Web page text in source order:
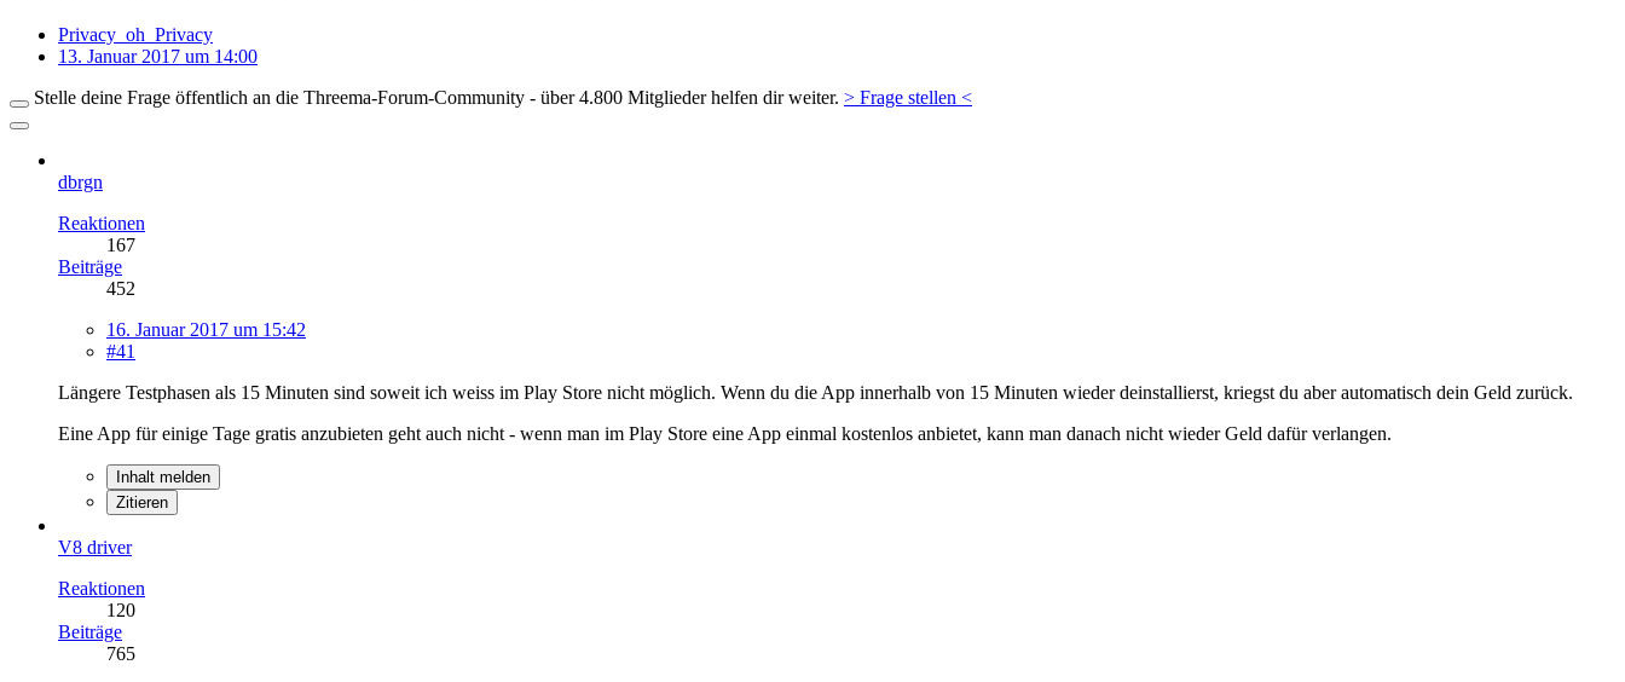
Privacy_oh_Privacy
13. Januar 2017 um 14:00
Stelle deine Frage öffentlich an die Threema-Forum-Community - über 4.800 Mitglieder helfen dir weiter. > Frage stellen <
dbrgn
Reaktionen
167
Beiträge
452
16. Januar 2017 um 15:42
#41
Längere Testphasen als 15 Minuten sind soweit ich weiss im Play Store nicht möglich. Wenn du die App innerhalb von 15 Minuten wieder deinstallierst, kriegst du aber automatisch dein Geld zurück.
Eine App für einige Tage gratis anzubieten geht auch nicht - wenn man im Play Store eine App einmal kostenlos anbietet, kann man danach nicht wieder Geld dafür verlangen.
Inhalt melden
Zitieren
V8 driver
Reaktionen
120
Beiträge
765